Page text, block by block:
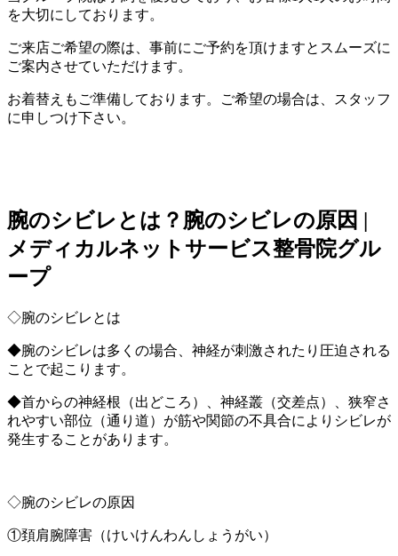
を大切にしております。
ご来店ご希望の際は、事前にご予約を頂けますとスムーズに
ご案内させていただけます。
お着替えもご準備しております。
ご希望の場合は、スタッフ
に申しつけ下さい。
腕のシビレとは？腕のシビレの原因 |
メディカルネットサービス整骨院グル
ープ
◇腕のシビレとは
◆腕のシビレは多くの場合、神経が刺激されたり圧迫される
ことで起こります。
◆首からの神経根（出どころ）、神経叢（交差点）、狭窄さ
れやすい部位（通り道）が筋や関節の不具合によりシビレが
発生することがあります。
◇腕のシビレの原因
①頚肩腕障害（けいけんわんしょうがい）